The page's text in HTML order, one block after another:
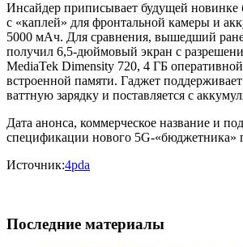
Инсайдер приписывает будущей новинке
с «каплей» для фронтальной камеры и
5000 мАч. Для сравнения, вышедший
получил 6,5-дюймовый экран с
MediaTek Dimensity 720, 4 ГБ
встроенной памяти. Гаджет
ваттную зарядку и поставляется с
Дата анонса, коммерческое название и
спецификации нового 5G-«бюджетника»
Источник:4pda
Последние материалы